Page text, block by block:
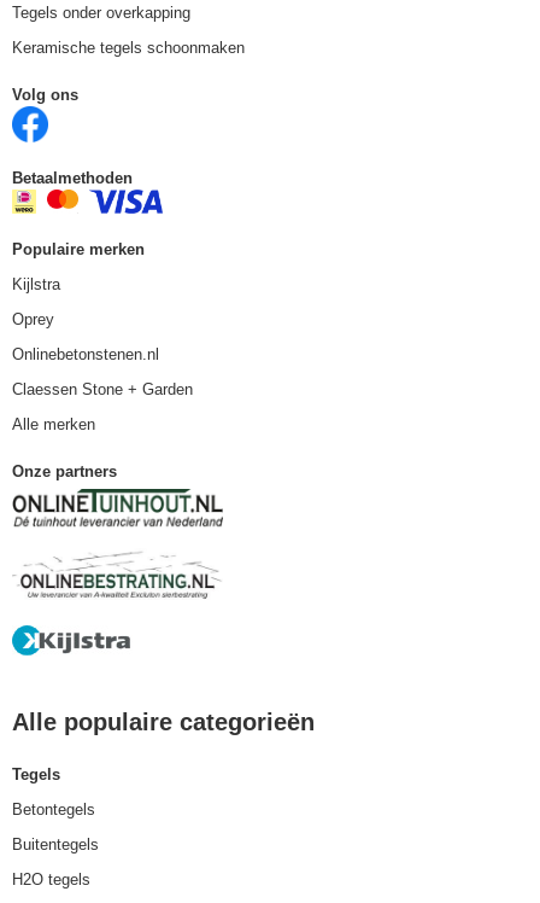
Tegels onder overkapping
Keramische tegels schoonmaken
Volg ons
Betaalmethoden
Populaire merken
Kijlstra
Oprey
Onlinebetonstenen.nl
Claessen Stone + Garden
Alle merken
Onze partners
Alle populaire categorieën
Tegels
Betontegels
Buitentegels
H2O tegels